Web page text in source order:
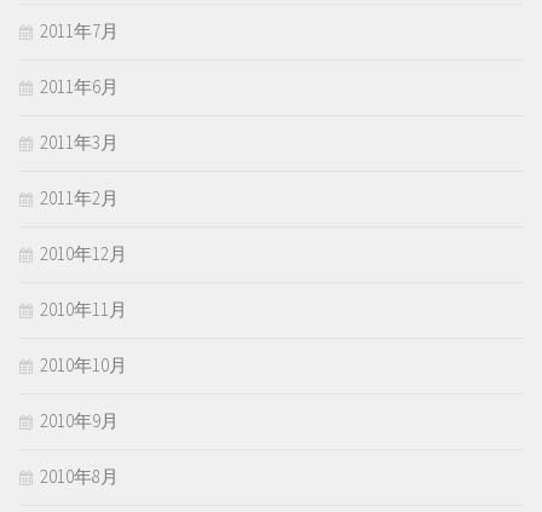
2011年7月
2011年6月
2011年3月
2011年2月
2010年12月
2010年11月
2010年10月
2010年9月
2010年8月